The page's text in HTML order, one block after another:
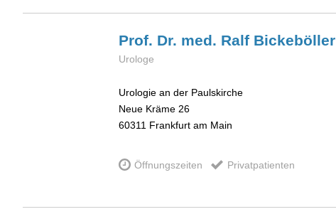
Prof. Dr. med. Ralf Bickeböller
Urologe
Urologie an der Paulskirche
Neue Kräme 26
60311 Frankfurt am Main
Öffnungszeiten Privatpatienten